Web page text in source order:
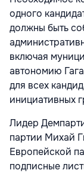
одного
должны быть
включая
автономию
для всех
инициативных
Лидер
партии Михай
Европейской
подписные